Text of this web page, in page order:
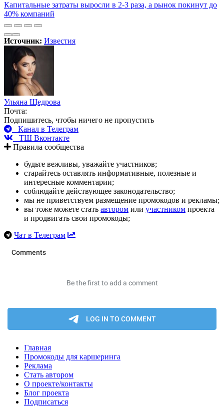
Капитальные затраты выросли в 2-3 раза, а рынок покинут до
40% компаний
Источник: Известия
Ульяна Щедрова
Почта:
Подпишитесь, чтобы ничего не пропустить
Канал в Телеграм
ТШ Вконтакте
Правила сообщества
будьте вежливы, уважайте участников;
старайтесь оставлять информативные, полезные и
интересные комментарии;
соблюдайте действующее законодательство;
мы не приветствуем размещение промокодов и рекламы;
вы тоже можете стать автором или участником проекта
и продвигать свои промокоды;
Чат в Телеграм
Главная
Промокоды для каршеринга
Реклама
Стать автором
О проекте/контакты
Блог проекта
Подписаться